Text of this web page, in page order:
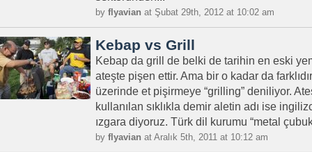
by flyavian at Şubat 29th, 2012 at 10:02 am
Kebap vs Grill
Kebap da grill de belki de tarihin en eski
ateşte pişen ettir. Ama bir o kadar da
üzerinde et pişirmeye “grilling” deniliyor.
kullanılan sıklıkla demir aletin adı ise
ızgara diyoruz. Türk dil kurumu “metal
by flyavian at Aralık 5th, 2011 at 10:12 am